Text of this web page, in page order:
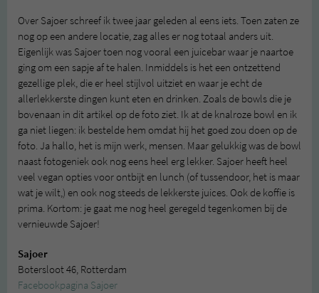
Over Sajoer schreef ik twee jaar geleden al eens iets. Toen zaten ze
nog op een andere locatie, zag alles er nog totaal anders uit.
Eigenlijk was Sajoer toen nog vooral een juicebar waar je naartoe
ging om een sapje af te halen. Inmiddels is het een ontzettend
gezellige plek, die er heel stijlvol uitziet en waar je echt de
allerlekkerste dingen kunt eten en drinken. Zoals de bowls die je
bovenaan in dit artikel op de foto ziet. Ik at de knalroze bowl en ik
ga niet liegen: ik bestelde hem omdat hij het goed zou doen op de
foto. Ja hallo, het is mijn werk, mensen. Maar gelukkig was de bowl
naast fotogeniek ook nog eens heel erg lekker. Sajoer heeft heel
veel vegan opties voor ontbijt en lunch (of tussendoor, het is maar
wat je wilt,) en ook nog steeds de lekkerste juices. Ook de koffie is
prima. Kortom: je gaat me nog heel geregeld tegenkomen bij de
vernieuwde Sajoer!
Sajoer
Botersloot 46, Rotterdam
Facebookpagina Sajoer